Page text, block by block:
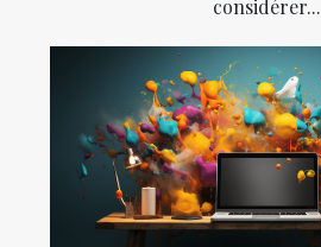
considérer...